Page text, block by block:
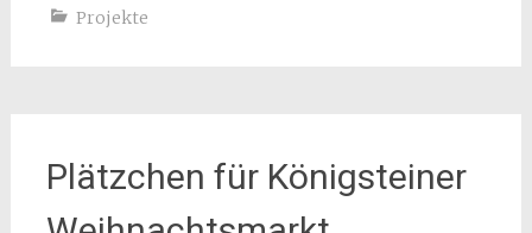
Projekte
Plätzchen für Königsteiner